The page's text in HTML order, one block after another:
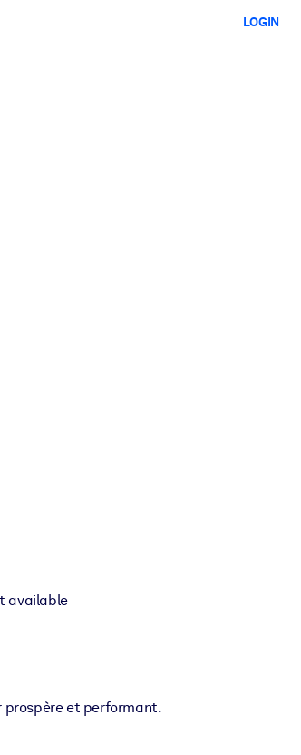
LOGIN
available
prospère et performant.